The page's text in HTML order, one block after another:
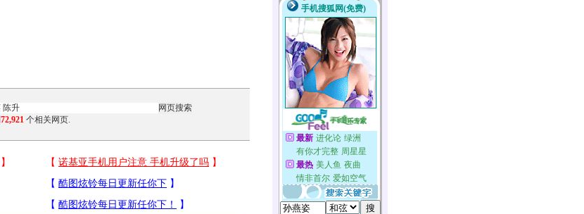
72,921 个相关网页.